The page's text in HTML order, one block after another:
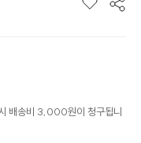
배송비 3,000원이 청구됩니